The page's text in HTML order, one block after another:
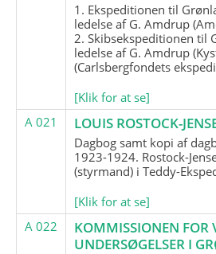
1. Ekspeditionen til
ledelse af G. Amdrup
2. Skibsekspeditionen til
ledelse af G. Amdrup
(Carlsbergfondets
[Klik for at se]
A 021
LOUIS ROSTOCK-
Dagbog samt kopi af
1923-1924. Rostock-
(styrmand) i Teddy-
[Klik for at se]
A 022
KOMMISSIONEN FOR
UNDERSØGELSER I